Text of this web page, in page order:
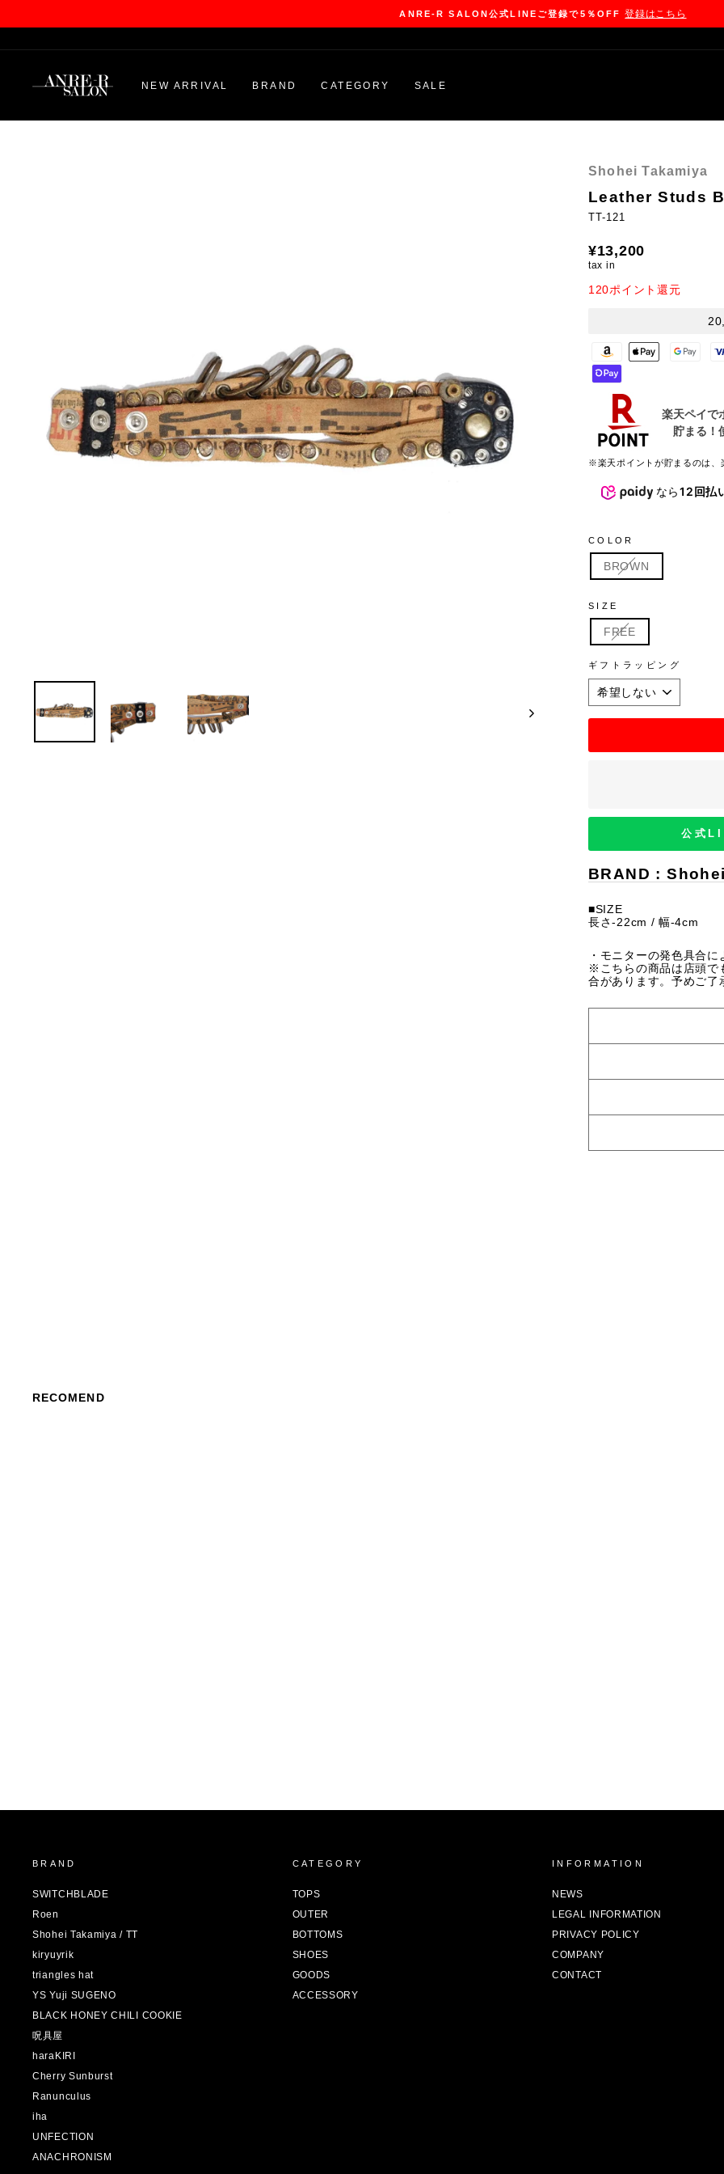
Pause
ANRE-R SALON公式LINEご登録で5％OFF 登録はこちら
NEW ARRIVAL BRAND CATEGORY SALE
Shohei Takamiya
Leather Studs
TT-121
Regular
price
¥13,200
tax in
120ポイント還元
※楽天ポイントが貯まるのは、
なら12回払
COLOR
BROWN
SIZE
FREE
ギフトラッピング
公式
BRAND :
■SIZE
長さ-22cm / 幅-4cm
・モニターの発色具合
※こちらの商品は店頭で
合があります。予めご了
RECOMEND
BRAND
SWITCHBLADE
Roen
Shohei Takamiya / TT
kiryuyrik
triangles hat
YS Yuji SUGENO
BLACK HONEY CHILI COOKIE
呪具屋
haraKIRI
Cherry Sunburst
Ranunculus
iha
UNFECTION
ANACHRONISM
CATEGORY
TOPS
OUTER
BOTTOMS
SHOES
GOODS
ACCESSORY
INFORMATION
NEWS
LEGAL INFORMATION
PRIVACY POLICY
COMPANY
CONTACT